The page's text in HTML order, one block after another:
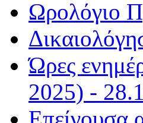
Ωρολόγιο
Ώρες
2025) -